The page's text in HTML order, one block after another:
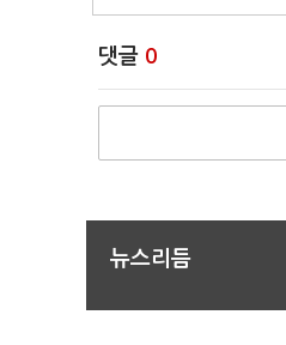
댓글 0
뉴스리듬